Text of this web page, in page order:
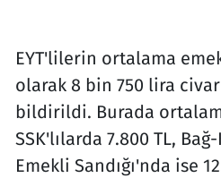
EYT'lilerin ortalama
olarak 8 bin 750 lira
bildirildi. Burada
SSK'lılarda 7.800 TL,
Emekli Sandığı'nda ise